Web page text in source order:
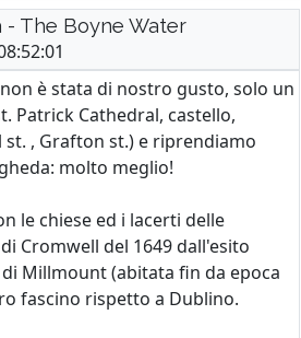
- The Boyne Water
è stata di nostro gusto, solo un
Patrick Cathedral, castello,
st. , Grafton st.) e riprendiamo
molto meglio!
le chiese ed i lacerti delle
Cromwell del 1649 dall'esito
Millmount (abitata fin da epoca
fascino rispetto a Dublino.